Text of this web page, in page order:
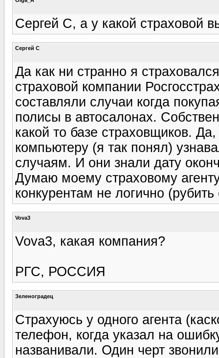
Сергей С, а у какой страховой
Сергей С
Да как ни странно я
страховой компании
составляли случаи когда
полисы в автосалонах.
какой то базе страховщиков.
компьютеру (я так понял)
случаям. И они знали дату
Думаю моему страховому
конкурентам не логично
Vova3
Vova3, какая компания?
РГС, РОССИЯ
Зеленоградец
Страхуюсь у одного агента
телефон, когда указал на
названивали. Один черт